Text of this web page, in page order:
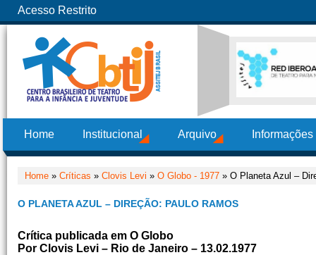
Acesso Restrito
Home Institucional Arquivo
Home » Críticas » Clovis Levi » O Globo - 1977 » O Planeta Azul –
O PLANETA AZUL – DIREÇÃO: PAULO RAMOS
Crítica publicada em O Globo
Por Clovis Levi – Rio de Janeiro – 13.02.1977